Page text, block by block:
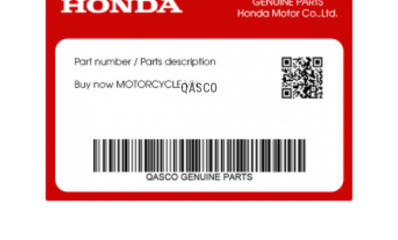
QASCO